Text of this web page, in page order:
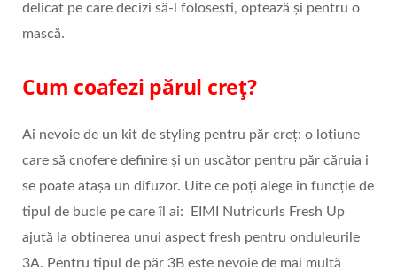
delicat pe care decizi să-l folosești, optează și pentru o
mască.
Cum coafezi părul creț?
Ai nevoie de un kit de styling pentru păr creț: o loțiune
care să cnofere definire și un uscător pentru păr căruia i
se poate atașa un difuzor. Uite ce poți alege în funcție de
tipul de bucle pe care îl ai: EIMI Nutricurls Fresh Up
ajută la obținerea unui aspect fresh pentru onduleurile
3A. Pentru tipul de păr 3B este nevoie de mai multă